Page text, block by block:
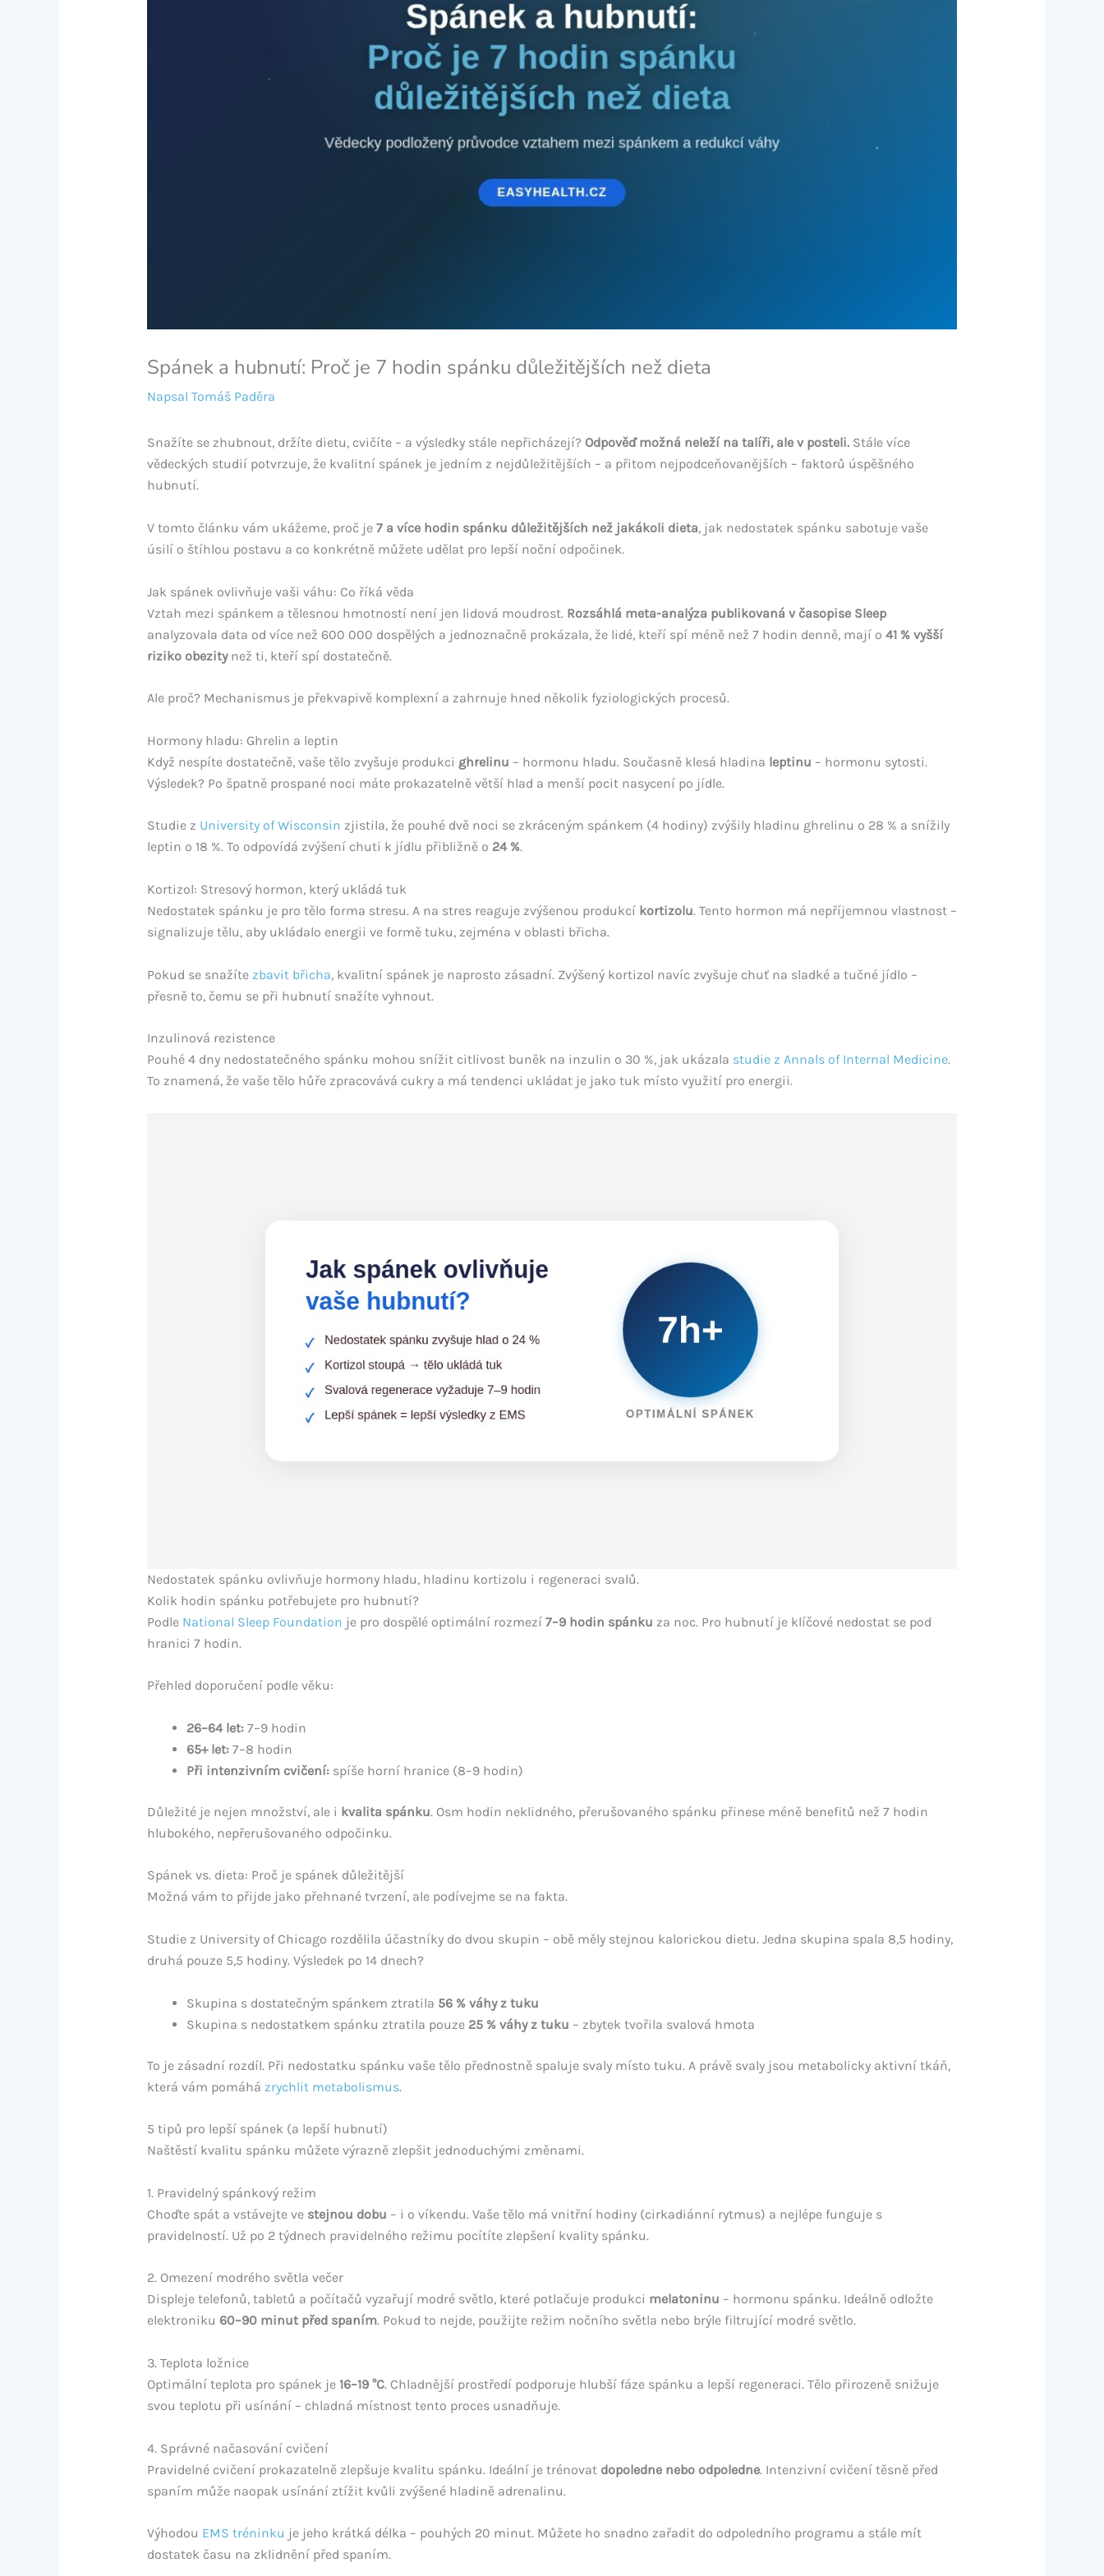
Spánek a hubnutí: Proč je 7 hodin spánku důležitějších než dieta
Napsal Tomáš Paděra
Snažíte se zhubnout, držíte dietu, cvičíte – a výsledky stále nepřicházejí? Odpověď možná neleží na talíři, ale v posteli.Stále více
vědeckých studií potvrzuje, že kvalitní spánek je jedním z nejdůležitějších – a přitom nejpodceňovanějších – faktorů úspěšného
hubnutí.
V tomto článku vám ukážeme, proč je 7 a více hodin spánku důležitějších než jakákoli dieta, jak nedostatek spánku sabotuje vaše
úsilí o štíhlou postavu a co konkrétně můžete udělat pro lepší noční odpočinek.
Jak spánek ovlivňuje vaši váhu: Co říká věda
Vztah mezi spánkem a tělesnou hmotností není jen lidová moudrost. Rozsáhlá meta-analýza publikovaná v časopise Sleep
analyzovala data od více než 600 000 dospělých a jednoznačně prokázala, že lidé, kteří spí méně než 7 hodin denně, mají o 41 % vyšší
riziko obezitynež ti, kteří spí dostatečně.
Ale proč? Mechanismus je překvapivě komplexní a zahrnuje hned několik fyziologických procesů.
Hormony hladu: Ghrelin a leptin
Když nespíte dostatečně, vaše tělo zvyšuje produkci ghrelinu – hormonu hladu. Současně klesá hladina leptinu – hormonu sytosti.
Výsledek? Po špatně prospané noci máte prokazatelně větší hlad a menší pocit nasycení po jídle.
Studie z University of Wisconsin zjistila, že pouhé dvě noci se zkráceným spánkem (4 hodiny) zvýšily hladinu ghrelinu o 28 % a snížily
leptin o 18 %. To odpovídá zvýšení chuti k jídlu přibližně o 24 %.
Kortizol: Stresový hormon, který ukládá tuk
Nedostatek spánku je pro tělo forma stresu. A na stres reaguje zvýšenou produkcí kortizolu. Tento hormon má nepříjemnou vlastnost –
signalizuje tělu, aby ukládalo energii ve formě tuku, zejména v oblasti břicha.
Pokud se snažíte zbavit břicha, kvalitní spánek je naprosto zásadní. Zvýšený kortizol navíc zvyšuje chuť na sladké a tučné jídlo –
přesně to, čemu se při hubnutí snažíte vyhnout.
Inzulinová rezistence
Pouhé 4 dny nedostatečného spánku mohou snížit citlivost buněk na inzulin o 30 %, jak ukázala studie z Annals of Internal Medicine.
To znamená, že vaše tělo hůře zpracovává cukry a má tendenci ukládat je jako tuk místo využití pro energii.
Nedostatek spánku ovlivňuje hormony hladu, hladinu kortizolu i regeneraci svalů.
Kolik hodin spánku potřebujete pro hubnutí?
Podle National Sleep Foundation je pro dospělé optimální rozmezí 7–9 hodin spánku za noc. Pro hubnutí je klíčové nedostat se pod
hranici 7 hodin.
Přehled doporučení podle věku:
26–64 let:7–9 hodin
65+ let:7–8 hodin
Při intenzivním cvičení:spíše horní hranice (8–9 hodin)
Důležité je nejen množství, ale i kvalita spánku. Osm hodin neklidného, přerušovaného spánku přinese méně benefitů než 7 hodin
hlubokého, nepřerušovaného odpočinku.
Spánek vs. dieta: Proč je spánek důležitější
Možná vám to přijde jako přehnané tvrzení, ale podívejme se na fakta.
Studie z University of Chicago rozdělila účastníky do dvou skupin – obě měly stejnou kalorickou dietu. Jedna skupina spala 8,5 hodiny,
druhá pouze 5,5 hodiny. Výsledek po 14 dnech?
Skupina s dostatečným spánkem ztratila 56 % váhy z tuku
Skupina s nedostatkem spánku ztratila pouze 25 % váhy z tuku – zbytek tvořila svalová hmota
To je zásadní rozdíl. Při nedostatku spánku vaše tělo přednostně spaluje svaly místo tuku. A právě svaly jsou metabolicky aktivní tkáň,
která vám pomáhá zrychlit metabolismus.
5 tipů pro lepší spánek (a lepší hubnutí)
Naštěstí kvalitu spánku můžete výrazně zlepšit jednoduchými změnami.
1. Pravidelný spánkový režim
Choďte spát a vstávejte ve stejnou dobu – i o víkendu. Vaše tělo má vnitřní hodiny (cirkadiánní rytmus) a nejlépe funguje s
pravidelností. Už po 2 týdnech pravidelného režimu pocítíte zlepšení kvality spánku.
2. Omezení modrého světla večer
Displeje telefonů, tabletů a počítačů vyzařují modré světlo, které potlačuje produkci melatoninu – hormonu spánku. Ideálně odložte
elektroniku 60–90 minut před spaním. Pokud to nejde, použijte režim nočního světla nebo brýle filtrující modré světlo.
3. Teplota ložnice
Optimální teplota pro spánek je 16–19 °C. Chladnější prostředí podporuje hlubší fáze spánku a lepší regeneraci. Tělo přirozeně snižuje
svou teplotu při usínání – chladná místnost tento proces usnadňuje.
4. Správné načasování cvičení
Pravidelné cvičení prokazatelně zlepšuje kvalitu spánku. Ideální je trénovat dopoledne nebo odpoledne. Intenzivní cvičení těsně před
spaním může naopak usínání ztížit kvůli zvýšené hladině adrenalinu.
Výhodou EMS tréninku je jeho krátká délka – pouhých 20 minut. Můžete ho snadno zařadit do odpoledního programu a stále mít
dostatek času na zklidnění před spaním.